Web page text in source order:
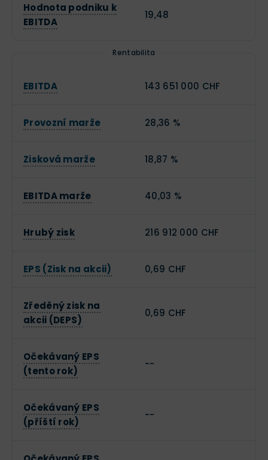
Hodnota podniku k
EBITDA
19,48
Rentabilita
EBITDA 143 651 000 CHF
Provozní marže 28,36 %
Zisková marže 18,87 %
EBITDA marže 40,03 %
Hrubý zisk 216 912 000 CHF
EPS (Zisk na akcii) 0,69 CHF
Zředěný zisk na
akcii (DEPS)
0,69 CHF
Očekávaný EPS
(tento rok)
--
Očekávaný EPS
(příští rok)
--